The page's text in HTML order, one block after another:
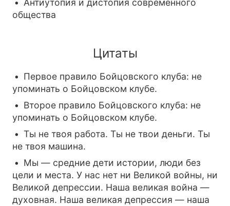
Антиутопия и дистопия современного
общества
Цитаты
Первое правило Бойцовского клуба: не
упоминать о Бойцовском клубе.
Второе правило Бойцовского клуба: не
упоминать о Бойцовском клубе.
Ты не твоя работа. Ты не твои деньги. Ты
не твоя машина.
Мы — средние дети истории, люди без
цели и места. У нас нет ни Великой войны, ни
Великой депрессии. Наша великая война —
духовная. Наша великая депрессия — наша